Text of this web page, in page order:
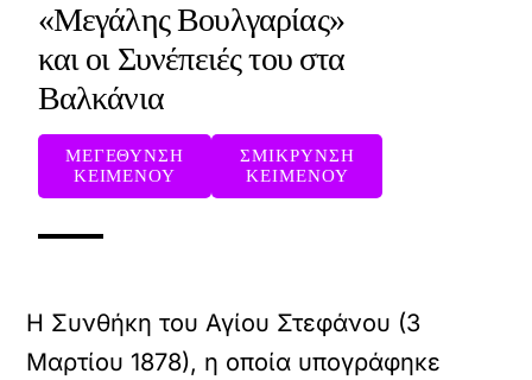
«Μεγάλης Βουλγαρίας»
και οι Συνέπειές του στα
Βαλκάνια
ΜΕΓΕΘΥΝΣΗ
ΚΕΙΜΕΝΟΥ
ΣΜΙΚΡΥΝΣΗ
ΚΕΙΜΕΝΟΥ
Η Συνθήκη του Αγίου Στεφάνου (3
Μαρτίου 1878), η οποία υπογράφηκε